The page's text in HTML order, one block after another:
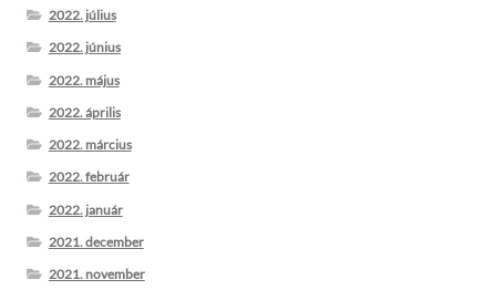
2022. július
2022. június
2022. május
2022. április
2022. március
2022. február
2022. január
2021. december
2021. november